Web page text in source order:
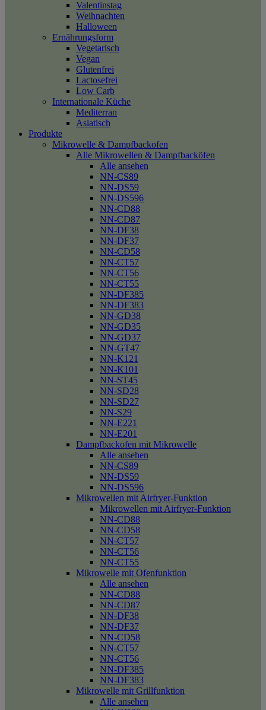
Valentinstag
Weihnachten
Halloween
Ernährungsform
Vegetarisch
Vegan
Glutenfrei
Lactosefrei
Low Carb
Internationale Küche
Mediterran
Asiatisch
Produkte
Mikrowelle & Dampfbackofen
Alle Mikrowellen & Dampfbacköfen
Alle ansehen
NN-CS89
NN-DS59
NN-DS596
NN-CD88
NN-CD87
NN-DF38
NN-DF37
NN-CD58
NN-CT57
NN-CT56
NN-CT55
NN-DF385
NN-DF383
NN-GD38
NN-GD35
NN-GD37
NN-GT47
NN-K121
NN-K101
NN-ST45
NN-SD28
NN-SD27
NN-S29
NN-E221
NN-E201
Dampfbackofen mit Mikrowelle
Alle ansehen
NN-CS89
NN-DS59
NN-DS596
Mikrowellen mit Airfryer-Funktion
Mikrowellen mit Airfryer-Funktion
NN-CD88
NN-CD58
NN-CT57
NN-CT56
NN-CT55
Mikrowelle mit Ofenfunktion
Alle ansehen
NN-CD88
NN-CD87
NN-DF38
NN-DF37
NN-CD58
NN-CT57
NN-CT56
NN-DF385
NN-DF383
Mikrowelle mit Grillfunktion
Alle ansehen